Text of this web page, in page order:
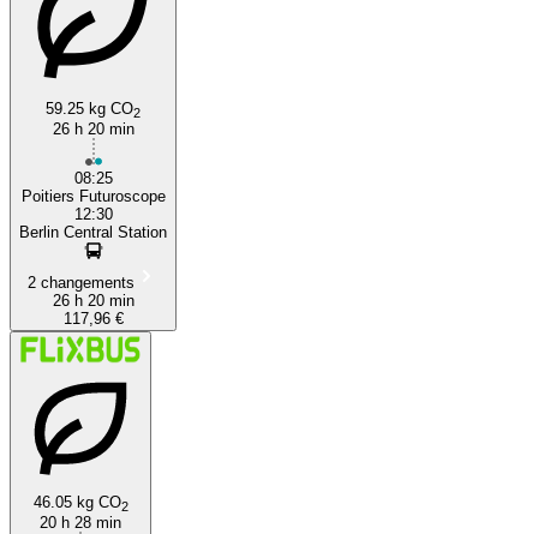
59.25 kg CO2
26 h 20 min
08:25
Poitiers Futuroscope
12:30
Berlin Central Station
2 changements
26 h 20 min
117,96 €
46.05 kg CO2
20 h 28 min